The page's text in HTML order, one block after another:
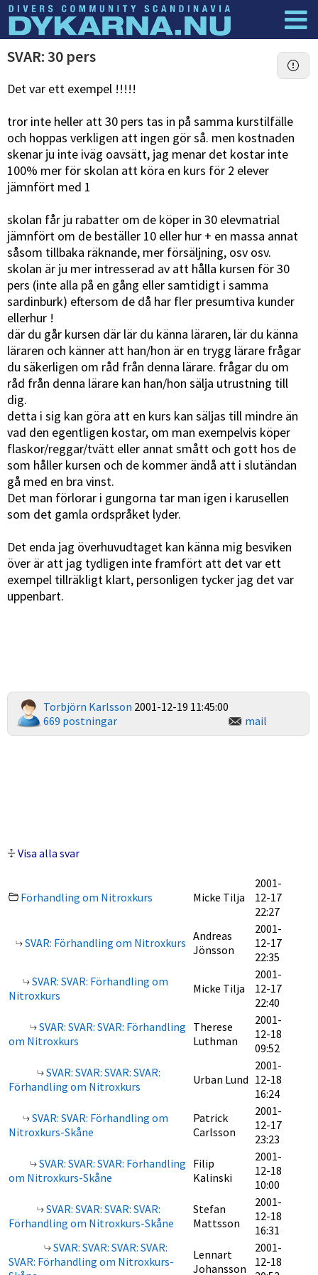
Dyknyheter Logga in
SVAR: 30 pers
Det var ett exempel !!!!!
tror inte heller att 30 pers tas in på samma kurstilfälle
och hoppas verkligen att ingen gör så. men kostnaden
skenar ju inte iväg oavsätt, jag menar det kostar inte
100% mer för skolan att köra en kurs för 2 elever
jämnfört med 1
skolan får ju rabatter om de köper in 30 elevmatrial
jämnfört om de beställer 10 eller hur + en massa annat
såsom tillbaka räknande, mer försäljning, osv osv.
skolan är ju mer intresserad av att hålla kursen för 30
pers (inte alla på en gång eller samtidigt i samma
sardinburk) eftersom de då har fler presumtiva kunder
ellerhur !
där du går kursen där lär du känna läraren, lär du känna
läraren och känner att han/hon är en trygg lärare frågar
du säkerligen om råd från denna lärare. frågar du om
råd från denna lärare kan han/hon sälja utrustning till
dig.
detta i sig kan göra att en kurs kan säljas till mindre än
vad den egentligen kostar, om man exempelvis köper
flaskor/reggar/tvätt eller annat smått och gott hos de
som håller kursen och de kommer ändå att i slutändan
gå med en bra vinst.
Det man förlorar i gungorna tar man igen i karusellen
som det gamla ordspråket lyder.
Det enda jag överhuvudtaget kan känna mig besviken
över är att jag tydligen inte framfört att det var ett
exempel tillräkligt klart, personligen tycker jag det var
uppenbart.
Torbjörn Karlsson 2001-12-19 11:45:00
669 postningar
mail
Visa alla svar
Förhandling om Nitroxkurs Micke Tilja
2001-
12-17
22:27
SVAR: Förhandling om Nitroxkurs Andreas
Jönsson
2001-
12-17
22:35
SVAR: SVAR: Förhandling om
Nitroxkurs
Micke Tilja
2001-
12-17
22:40
SVAR: SVAR: SVAR: Förhandling
om Nitroxkurs
Therese
Luthman
2001-
12-18
09:52
SVAR: SVAR: SVAR: SVAR:
Förhandling om Nitroxkurs
Urban Lund
2001-
12-18
16:24
SVAR: SVAR: Förhandling om
Nitroxkurs-Skåne
Patrick
Carlsson
2001-
12-17
23:23
SVAR: SVAR: SVAR: Förhandling
om Nitroxkurs-Skåne
Filip
Kalinski
2001-
12-18
10:00
SVAR: SVAR: SVAR: SVAR:
Förhandling om Nitroxkurs-Skåne
Stefan
Mattsson
2001-
12-18
16:31
SVAR: SVAR: SVAR: SVAR:
SVAR: Förhandling om Nitroxkurs-
Lennart
Johansson
2001-
12-18